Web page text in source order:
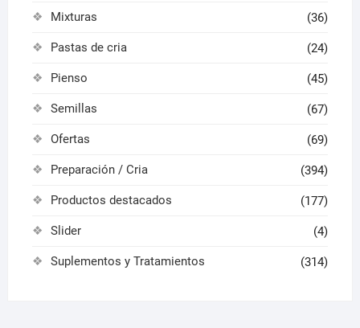
Mixturas (36)
Pastas de cria (24)
Pienso (45)
Semillas (67)
Ofertas (69)
Preparación / Cria (394)
Productos destacados (177)
Slider (4)
Suplementos y Tratamientos (314)